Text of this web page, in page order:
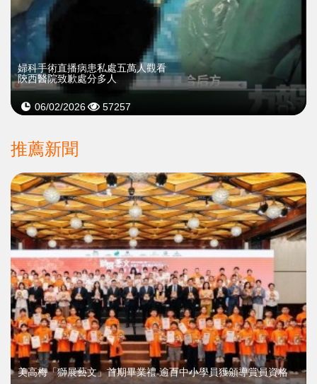
婦科手術直播病患私處五萬人觀看
陝西醫院致歉處分多人
06/02/2026 57257
推薦新聞
美高梅「獅展藝文」首期畢業禮 逾百中小學員獲頒導賞員資格